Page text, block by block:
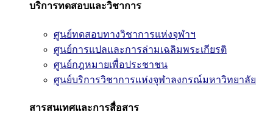
บริการทดสอบและวิชาการ
ศูนย์ทดสอบทางวิชาการแห่งจุฬาฯ
ศูนย์การแปลและการล่ามเฉลิมพระเกียรติ
ศูนย์กฎหมายเพื่อประชาชน
ศูนย์บริการวิชาการแห่งจุฬาลงกรณ์มหาวิทยาลัย
สารสนเทศและการสื่อสาร